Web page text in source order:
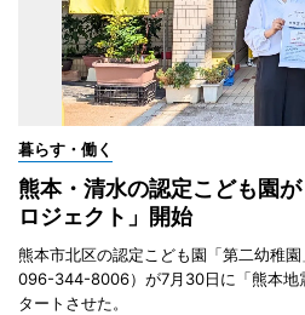
暮らす・働く
熊本・清水の認定こども園
ロジェクト」開始
熊本市北区の認定こども園「第二幼稚
096-344-8006）が7月30日に「熊本地
タートさせた。